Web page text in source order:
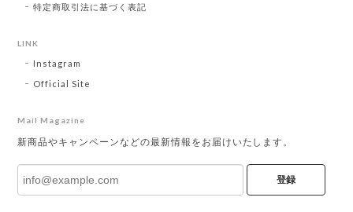
特定商取引法に基づく表記
LINK
Instagram
Official Site
Mail Magazine
新商品やキャンペーンなどの最新情報をお届けいたします。
登録